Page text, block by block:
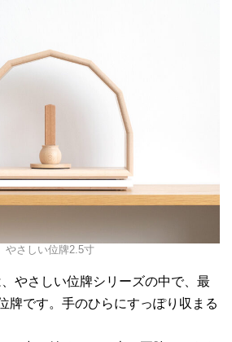
やさしい位牌2.5寸
やさしい位牌シリーズの中で、最
牌です。手のひらにすっぽり収まる